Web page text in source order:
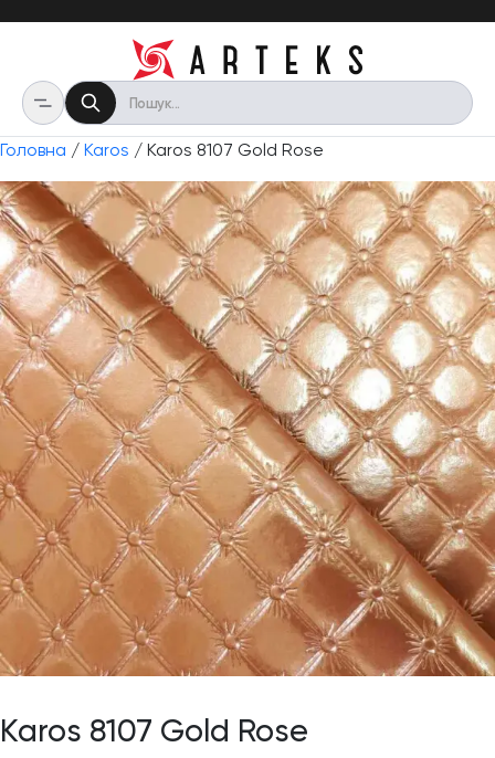
Головна / Karos / Karos 8107 Gold Rose
Karos 8107 Gold Rose